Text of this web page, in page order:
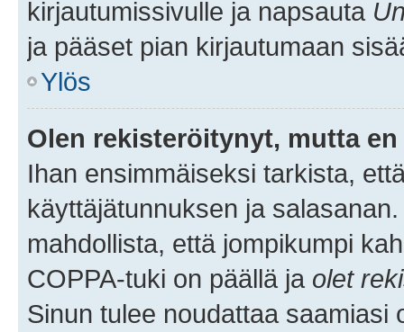
kirjautumissivulle ja napsauta
ja pääset pian kirjautumaan
Ylös
Olen rekisteröitynyt, mutta
Ihan ensimmäiseksi tarkista,
käyttäjätunnuksen ja
mahdollista, että jompikumpi
COPPA-tuki on päällä ja olet
Sinun tulee noudattaa saamiasi